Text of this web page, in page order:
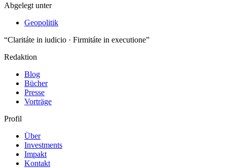
Abgelegt unter
Geopolitik
“Claritáte in iudicio · Firmitáte in executione”
Redaktion
Blog
Bücher
Presse
Vorträge
Profil
Über
Investments
Impakt
Kontakt